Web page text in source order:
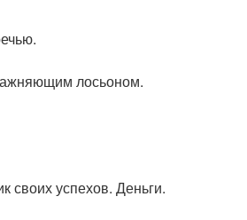
лосьоном.
своих успехов. Деньги.